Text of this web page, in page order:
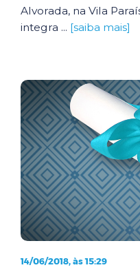
Alvorada, na Vila
integra ... [saiba mais]
14/06/2018, às 15:29